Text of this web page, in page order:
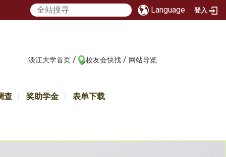
Language 登入
淡江大学首页 / 校友会快找 / 网站导览
查 奖助学金 表单下载